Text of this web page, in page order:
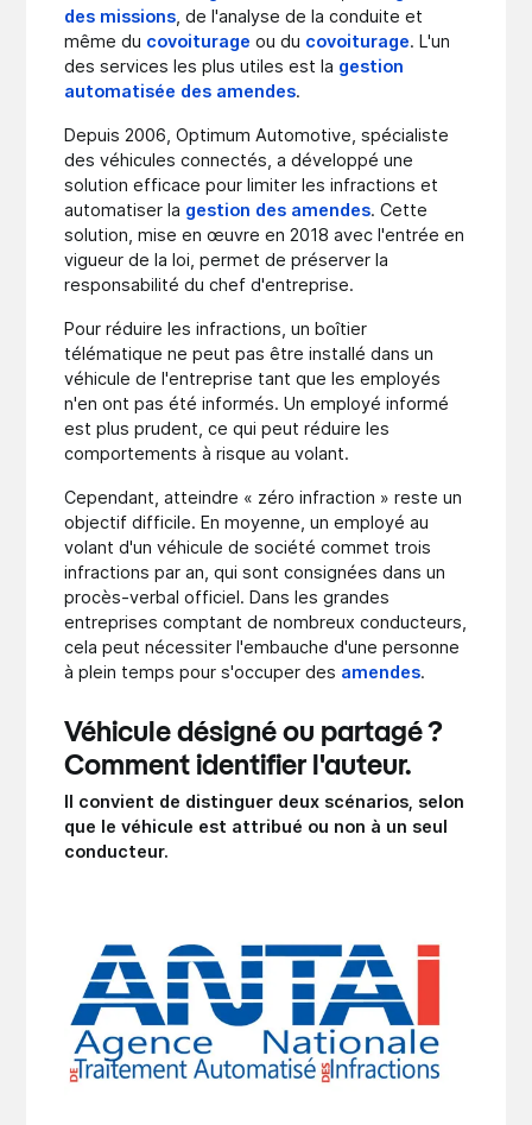
des missions , de l'analyse de la conduite et
même du covoiturage ou du covoiturage. L'un
des services les plus utiles est la gestion
automatisée des amendes.
Depuis 2006, Optimum Automotive, spécialiste
des véhicules connectés, a développé une
solution efficace pour limiter les infractions et
automatiser la gestion des amendes. Cette
solution, mise en œuvre en 2018 avec l'entrée en
vigueur de la loi, permet de préserver la
responsabilité du chef d'entreprise.
Pour réduire les infractions, un boîtier
télématique ne peut pas être installé dans un
véhicule de l'entreprise tant que les employés
n'en ont pas été informés. Un employé informé
est plus prudent, ce qui peut réduire les
comportements à risque au volant.
Cependant, atteindre « zéro infraction » reste un
objectif difficile. En moyenne, un employé au
volant d'un véhicule de société commet trois
infractions par an, qui sont consignées dans un
procès-verbal officiel. Dans les grandes
entreprises comptant de nombreux conducteurs,
cela peut nécessiter l'embauche d'une personne
à plein temps pour s'occuper des amendes.
Véhicule désigné ou partagé ?
Comment identifier l'auteur.
Il convient de distinguer deux scénarios, selon
que le véhicule est attribué ou non à un seul
conducteur.